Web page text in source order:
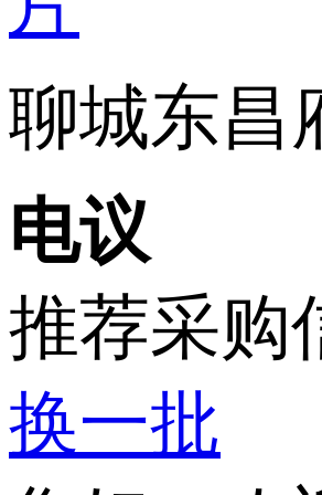
聊城东昌
电议
推荐采购
换一批